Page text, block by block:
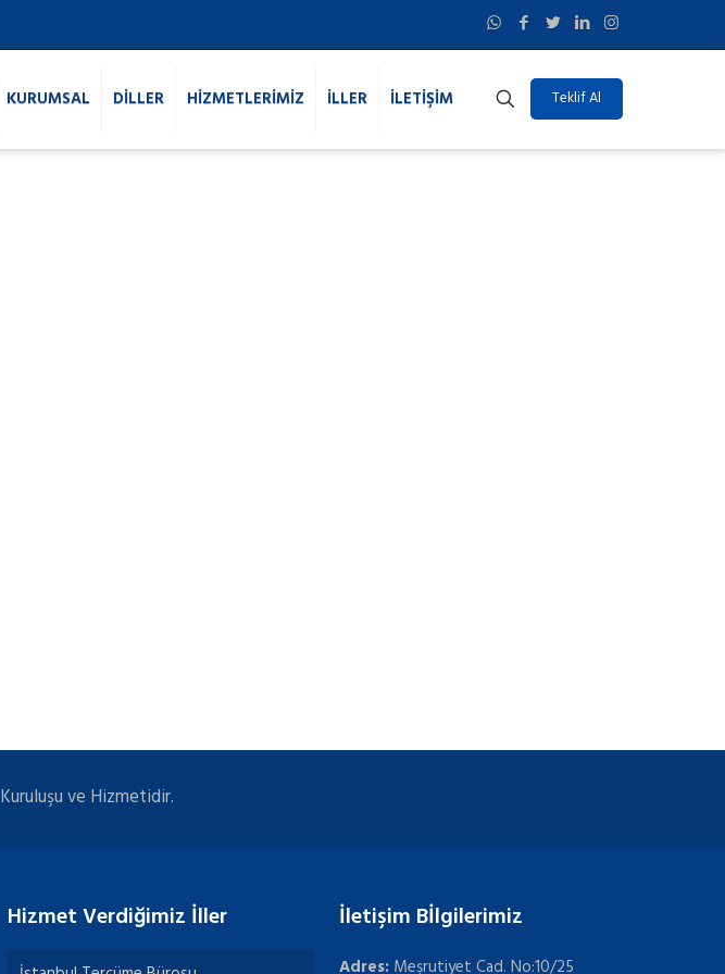
KURUMSAL DİLLER HİZMETLERİMİZ İLLER İLETİŞİM Teklif Al
Kuruluşu ve Hizmetidir.
Hizmet Verdiğimiz İller İletişim Bİlgilerimiz
Adres: Meşrutiyet Cad. No:10/25